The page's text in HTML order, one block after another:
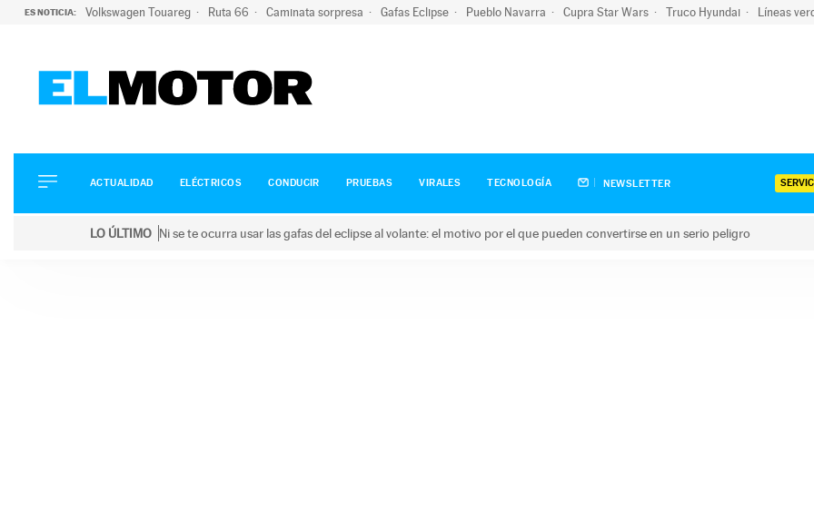
ES NOTICIA: Volkswagen Touareg Ruta 66 Caminata sorpresa Gafas Eclipse Pueblo Navarra Cupra Star Wars Truco Hyundai Líneas
ELÉCTRICOS
CONDUCIR
ACTUALIDAD ELÉCTRICOS CONDUCIR PRUEBAS VIRALES TECNOLOGÍA NEWSLETTER
LO ÚLTIMO Ni se te ocurra usar las gafas del eclipse al volante: el motivo por el que pueden convertirse en un serio peligro